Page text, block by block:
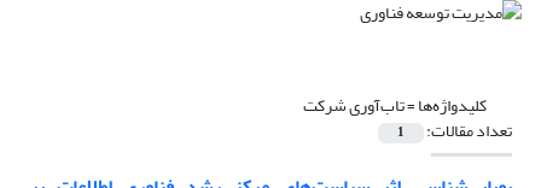
کلیدواژه‌ها =تاب‌آوری شرکت
تعداد مقالات: 1